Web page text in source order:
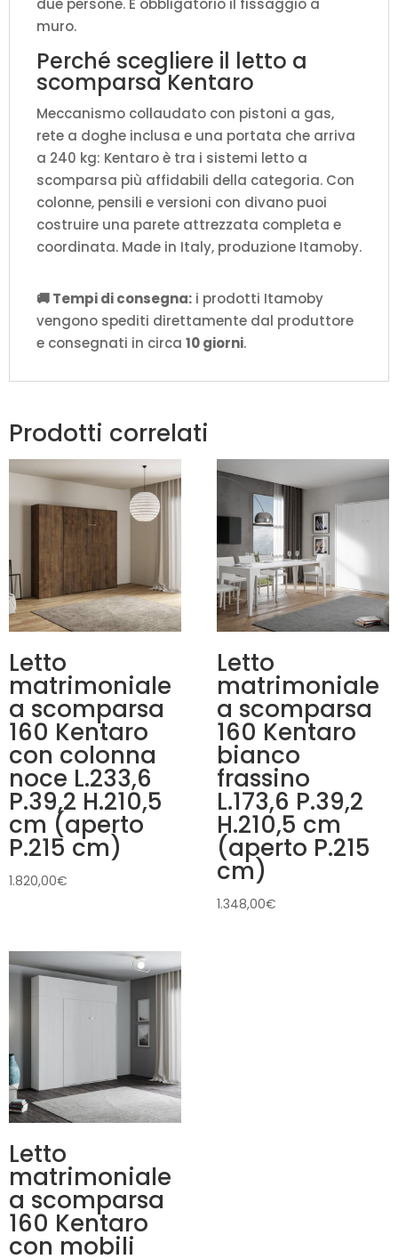
due persone. È obbligatorio il fissaggio a
muro.
Perché scegliere il letto a
scomparsa Kentaro
Meccanismo collaudato con pistoni a gas,
rete a doghe inclusa e una portata che arriva
a 240 kg: Kentaro è tra i sistemi letto a
scomparsa più affidabili della categoria. Con
colonne, pensili e versioni con divano puoi
costruire una parete attrezzata completa e
coordinata. Made in Italy, produzione Itamoby.
🚚 Tempi di consegna: i prodotti Itamoby
vengono spediti direttamente dal produttore
e consegnati in circa 10 giorni.
Prodotti correlati
Letto
matrimoniale
a scomparsa
160 Kentaro
con colonna
noce L.233,6
P.39,2 H.210,5
cm (aperto
P.215 cm)
1.820,00€
Letto
matrimoniale
a scomparsa
160 Kentaro
bianco
frassino
L.173,6 P.39,2
H.210,5 cm
(aperto P.215
cm)
1.348,00€
Letto
matrimoniale
a scomparsa
160 Kentaro
con mobili